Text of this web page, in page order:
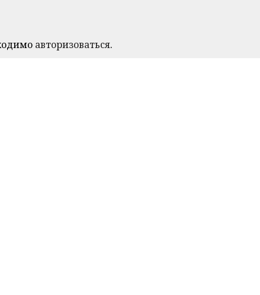
авторизоваться.